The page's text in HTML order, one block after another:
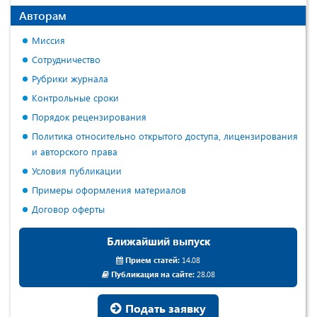
Авторам
Миссия
Сотрудничество
Рубрики журнала
Контрольные сроки
Порядок рецензирования
Политика относительно открытого доступа, лицензирования
и авторского права
Условия публикации
Примеры оформления материалов
Договор оферты
Ближайший выпуск
Прием статей: 14.08
Публикация на сайте:28.08
Подать заявку